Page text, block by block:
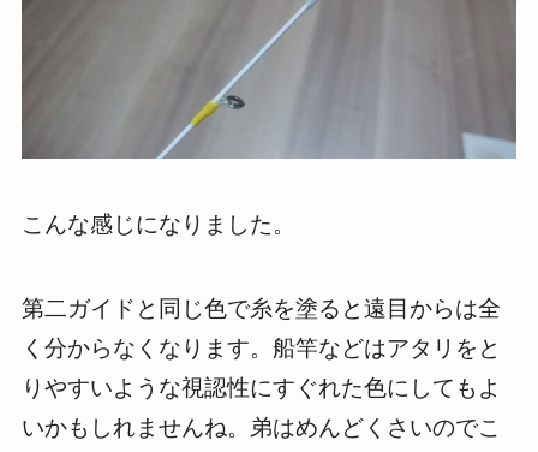
こんな感じになりました。
第二ガイドと同じ色で糸を塗ると遠目からは全
く分からなくなります。船竿などはアタリをと
りやすいような視認性にすぐれた色にしてもよ
いかもしれませんね。弟はめんどくさいのでこ